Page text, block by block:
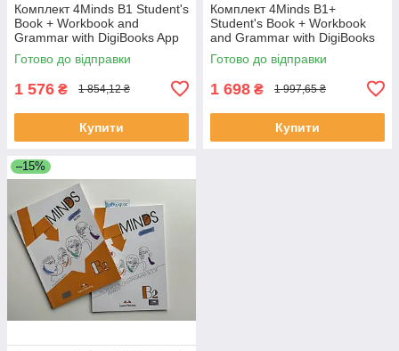
Комплект 4Minds B1 Student's
Book + Workbook and
Grammar with DigiBooks App
(Підручник + робочий зошит)
Готово до відправки
1 576 ₴ 1 854,12 ₴
Купити
Комплект 4Minds B1+
Student's Book + Workbook
and Grammar with DigiBooks
App (Підручник + робочий
зошит)
Готово до відправки
1 698 ₴ 1 997,65 ₴
Купити
–15%